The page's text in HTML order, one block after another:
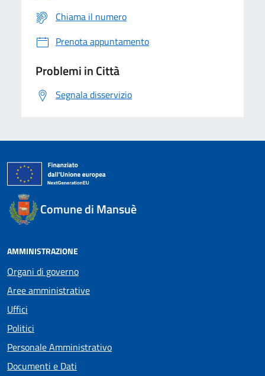
Chiama il numero
Prenota appuntamento
Problemi in Città
Segnala disservizio
Comune di Mansuè
AMMINISTRAZIONE
Organi di governo
Aree amministrative
Uffici
Politici
Personale Amministrativo
Documenti e Dati